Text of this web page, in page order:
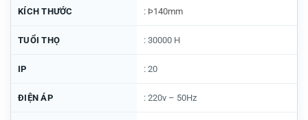
KÍCH THƯỚC : Þ140mm
TUỔI THỌ : 30000 H
IP : 20
ĐIỆN ÁP : 220v – 50Hz